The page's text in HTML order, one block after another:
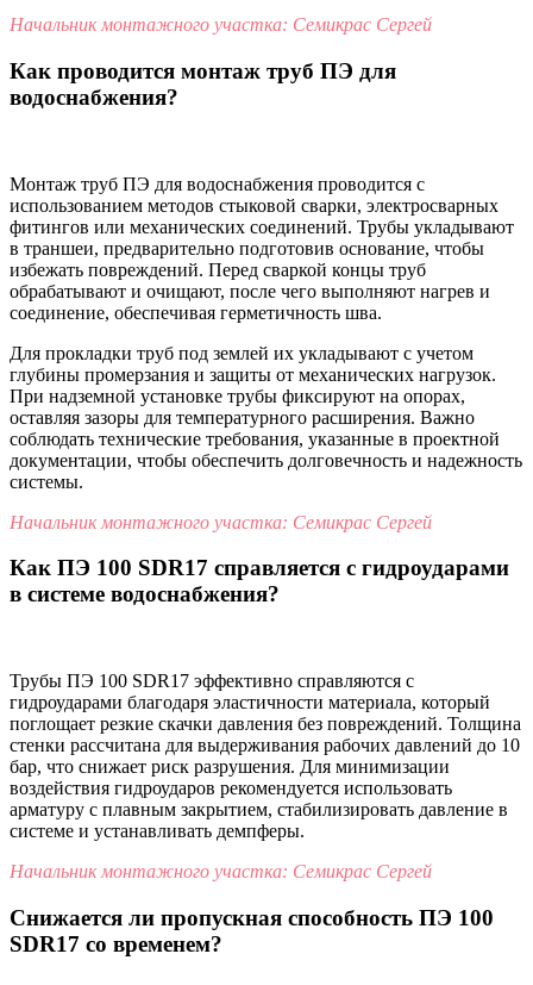
Начальник монтажного участка: Семикрас Сергей
Как проводится монтаж труб ПЭ для
водоснабжения?
Монтаж труб ПЭ для водоснабжения проводится с
использованием методов стыковой сварки, электросварных
фитингов или механических соединений. Трубы укладывают
в траншеи, предварительно подготовив основание, чтобы
избежать повреждений. Перед сваркой концы труб
обрабатывают и очищают, после чего выполняют нагрев и
соединение, обеспечивая герметичность шва.
Для прокладки труб под землей их укладывают с учетом
глубины промерзания и защиты от механических нагрузок.
При надземной установке трубы фиксируют на опорах,
оставляя зазоры для температурного расширения. Важно
соблюдать технические требования, указанные в проектной
документации, чтобы обеспечить долговечность и надежность
системы.
Начальник монтажного участка: Семикрас Сергей
Как ПЭ 100 SDR17 справляется с гидроударами
в системе водоснабжения?
Трубы ПЭ 100 SDR17 эффективно справляются с
гидроударами благодаря эластичности материала, который
поглощает резкие скачки давления без повреждений. Толщина
стенки рассчитана для выдерживания рабочих давлений до 10
бар, что снижает риск разрушения. Для минимизации
воздействия гидроударов рекомендуется использовать
арматуру с плавным закрытием, стабилизировать давление в
системе и устанавливать демпферы.
Начальник монтажного участка: Семикрас Сергей
Снижается ли пропускная способность ПЭ 100
SDR17 со временем?